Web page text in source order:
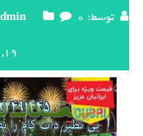
توسط: 0 دیدگاه
19, 2021